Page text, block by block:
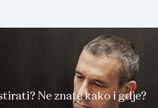
Ne znate kako i gdje?